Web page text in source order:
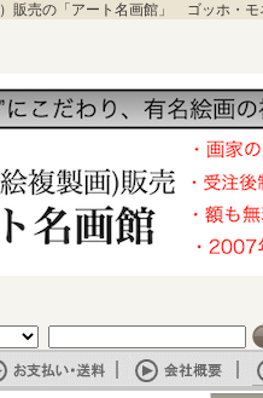
販売の「アート名画館」 ゴッホ・